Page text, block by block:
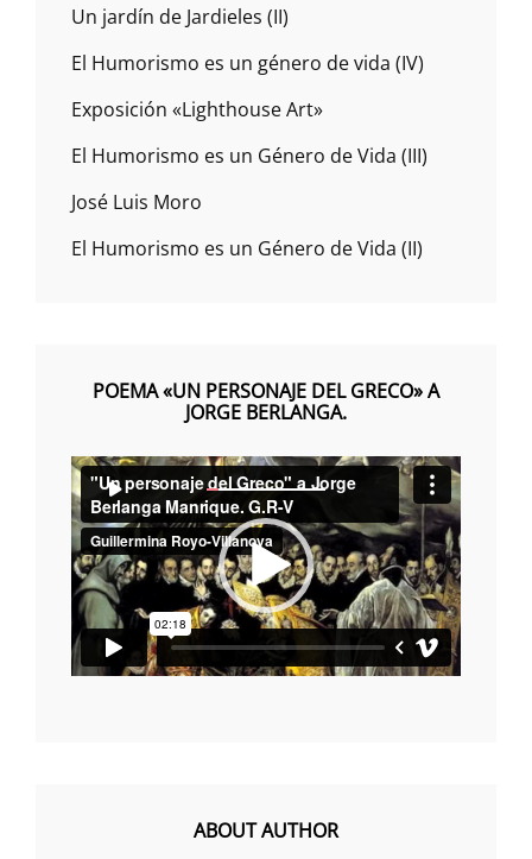
Un jardín de Jardieles (II)
El Humorismo es un género de vida (IV)
Exposición «Lighthouse Art»
El Humorismo es un Género de Vida (III)
José Luis Moro
El Humorismo es un Género de Vida (II)
POEMA «UN PERSONAJE DEL GRECO» A
JORGE BERLANGA.
Reproductor
de
vídeo
00:00 00:00
ABOUT AUTHOR